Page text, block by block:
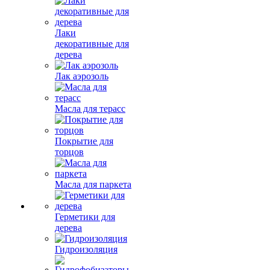
Лаки
декоративные для
дерева
Лак аэрозоль
Масла для терасс
Покрытие для
торцов
Масла для паркета
Герметики для
дерева
Гидроизоляция